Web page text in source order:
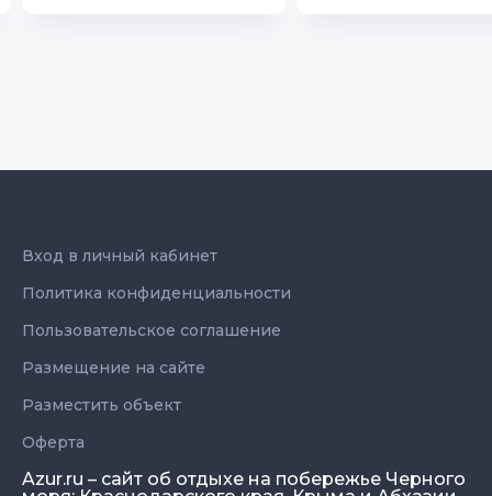
Azur.ru – сайт об отдыхе на побережье Черного
Вход в личный кабинет
Политика конфиденциальности
Пользовательское соглашение
Размещение на сайте
Разместить объект
Оферта